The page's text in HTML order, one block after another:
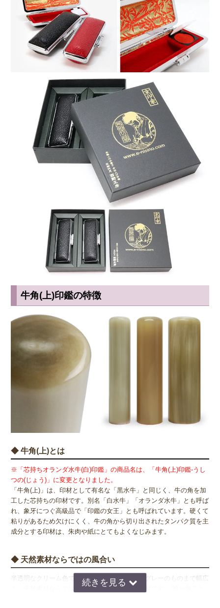
牛角(上)印鑑の特徴
◆ 牛角(上)とは
※「芯持ちオランダ水牛(白)印鑑」の商品名は、「牛角(上)印鑑-うし
つの(じょう)」に変更となりました。
「牛角(上)」は、印材として有名な「黒水牛」と同じく、牛の角を加
工した芯持ちの印材です。別名「白水牛」「オランダ水牛」とも呼ば
れ、象牙につぐ高級品で「印鑑の女王」とも呼ばれています。硬くて
粘りがあるため欠けにくく、牛の角から切り出されたタンパク質を主
成分とする印材は、朱肉や紙にとてもよくなじみます。
◆ 天然素材ならではの風合い
半透明なクリーム色で、明るめの飴色から深いグレーのものまで幅広
く、天然素材ならではの様々な色合いがある印材です。 唯一無二と